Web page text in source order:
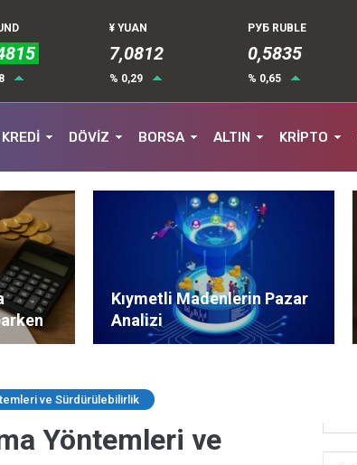
¥ YUAN
7,0812
% 0,29
РУБ RUBLE
0,5835
% 0,65
KREDİ DÖVİZ BORSA ALTIN KRİPTO
Kıymetli Madenlerin Pazar
Analizi
ve Sürdürülebilirlik
Yöntemleri ve